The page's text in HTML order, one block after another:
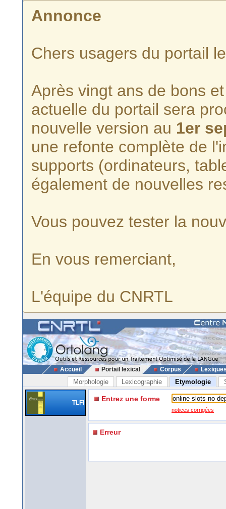
Annonce
Chers usagers du portail
Après vingt ans de bons
actuelle du portail sera
nouvelle version au 1er
une refonte complète de
supports (ordinateurs,
également de nouvelles
Vous pouvez tester la
En vous remerciant,
L'équipe du CNRTL
Accueil Portail lexical Corpus
Morphologie Lexicographie Etymologie
TLFi Entrez une forme
notices corrigées
Erreur